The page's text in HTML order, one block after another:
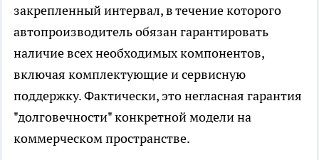
закрепленный интервал, в течение которого
автопроизводитель обязан гарантировать
наличие всех необходимых компонентов,
включая комплектующие и сервисную
поддержку. Фактически, это негласная гарантия
"долговечности" конкретной модели на
коммерческом пространстве.